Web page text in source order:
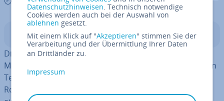
In­halts­ver­zeich­nis
Die Ver­mitt­lungs­schicht ist die dritte Ebene des OSI-
Modells und vor allem für die korrekte Adres­sie­rung von
Teil­neh­mern in einem Netzwerk zuständig. Auch das
Routing, also die Suche nach dem kürzesten Weg durch
Datenschutzhinweisen. Technisch notwendige
Cookies werden auch bei der Auswahl von
ablehnen gesetzt.
Mit einem Klick auf "Akzeptieren" stimmen Sie der
Verarbeitung und der Übermittlung Ihrer Daten
an Drittländer zu.
Impressum